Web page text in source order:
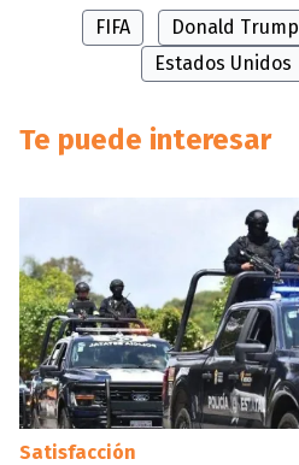
FIFA Donald Trump
Estados Unidos
Te puede interesar
Satisfacción